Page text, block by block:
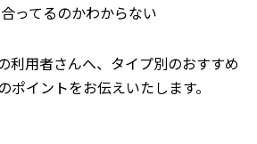
ってるのかわからない
利用者さんへ、タイプ別のおすすめ
ポイントをお伝えいたします。